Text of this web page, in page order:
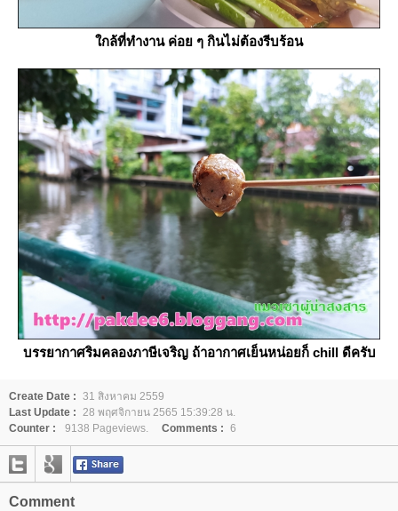
กล้ที่ทำงาน ค่อย ๆ กินไม่ต้องรีบร้อน
บรรยากาศริมคลองภาษีเจริญ ถ้าอากาศเย็นหน่อยก็ chill ดีครับ
Create Date : 31 สิงหาคม 2559
Last Update : 28 พฤศจิกายน 2565 15:39:28 น.
Counter :
9138 Pageviews. Comments : 6
Comment